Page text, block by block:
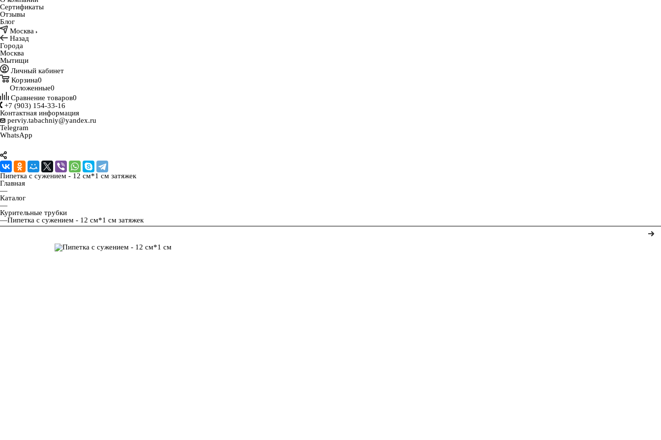
Сертификаты
Отзывы
Блог
Москва
Назад
Города
Москва
Мытищи
Личный кабинет
Корзина0
Отложенные0
Сравнение товаров0
+7 (903) 154-33-16
Контактная информация
perviy.tabachniy@yandex.ru
Telegram
WhatsApp
Пипетка с сужением - 12 см*1 см затяжек
Главная
—
Каталог
—
Курительные трубки
—Пипетка с сужением - 12 см*1 см затяжек